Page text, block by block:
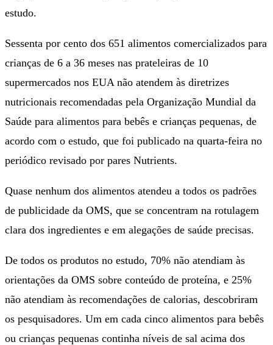
estudo.
Sessenta por cento dos 651 alimentos comercializados para
crianças de 6 a 36 meses nas prateleiras de 10
supermercados nos EUA não atendem às diretrizes
nutricionais recomendadas pela Organização Mundial da
Saúde para alimentos para bebês e crianças pequenas, de
acordo com o estudo, que foi publicado na quarta-feira no
periódico revisado por pares Nutrients.
Quase nenhum dos alimentos atendeu a todos os padrões
de publicidade da OMS, que se concentram na rotulagem
clara dos ingredientes e em alegações de saúde precisas.
De todos os produtos no estudo, 70% não atendiam às
orientações da OMS sobre conteúdo de proteína, e 25%
não atendiam às recomendações de calorias, descobriram
os pesquisadores. Um em cada cinco alimentos para bebês
ou crianças pequenas continha níveis de sal acima dos